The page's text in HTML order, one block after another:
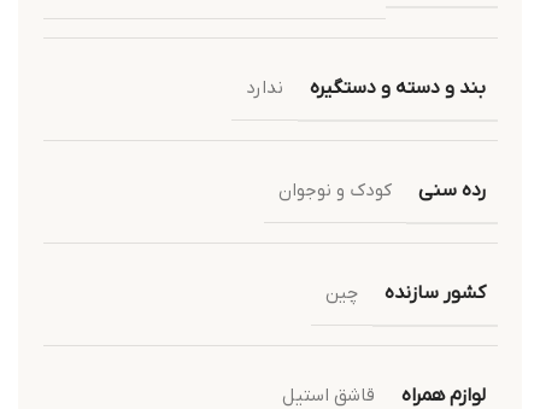
بند و دسته و دستگیره ندارد
رده سنی کودک و نوجوان
کشور سازنده چین
لوازم همراه قاشق استیل